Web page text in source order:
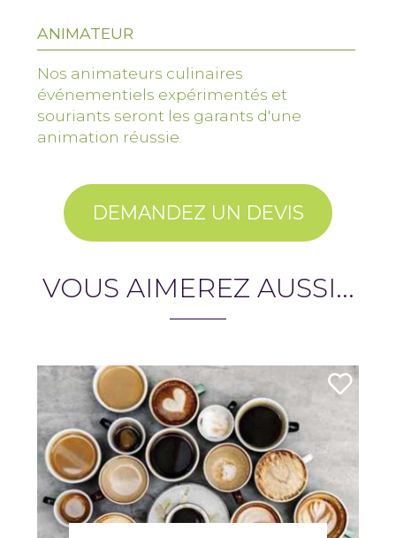
ANIMATEUR
Nos animateurs culinaires
événementiels expérimentés et
souriants seront les garants d'une
animation réussie.
DEMANDEZ UN DEVIS
VOUS AIMEREZ AUSSI...